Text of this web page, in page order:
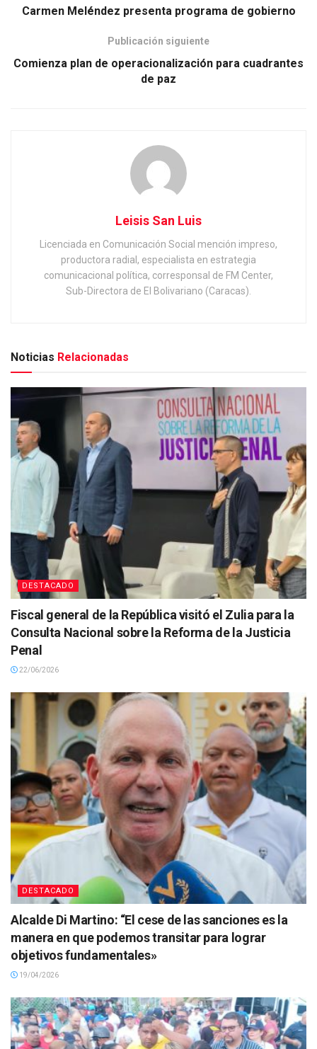
Carmen Meléndez presenta programa de gobierno
Publicación siguiente
Comienza plan de operacionalización para cuadrantes
de paz
Leisis San Luis
Licenciada en Comunicación Social mención impreso,
productora radial, especialista en estrategia
comunicacional política, corresponsal de FM Center,
Sub-Directora de El Bolivariano (Caracas).
Noticias Relacionadas
DESTACADO
Fiscal general de la República visitó el Zulia para la
Consulta Nacional sobre la Reforma de la Justicia
Penal
22/06/2026
DESTACADO
Alcalde Di Martino: “El cese de las sanciones es la
manera en que podemos transitar para lograr
objetivos fundamentales»
19/04/2026